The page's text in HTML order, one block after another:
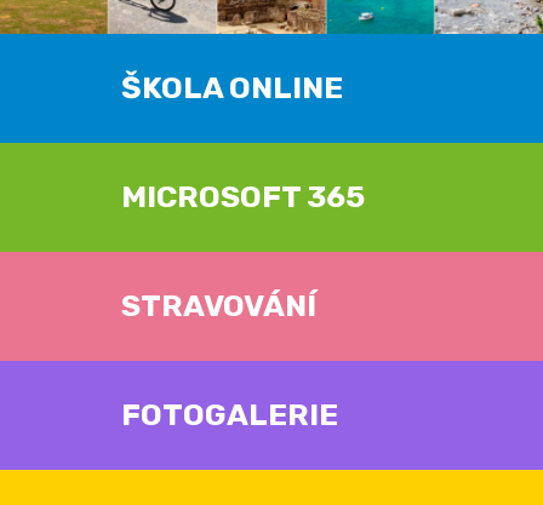
ŠKOLA ONLINE
MICROSOFT 365
STRAVOVÁNÍ
FOTOGALERIE